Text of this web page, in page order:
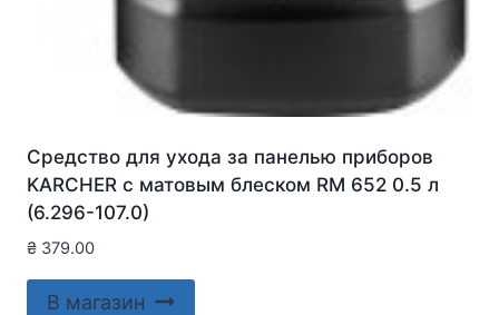
Средство для ухода за панелью приборов
KARCHER с матовым блеском RM 652 0.5 л
(6.296-107.0)
₴ 379.00
В магазин